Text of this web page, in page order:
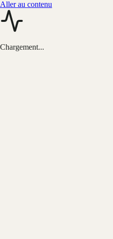
Aller au contenu
Chargement...